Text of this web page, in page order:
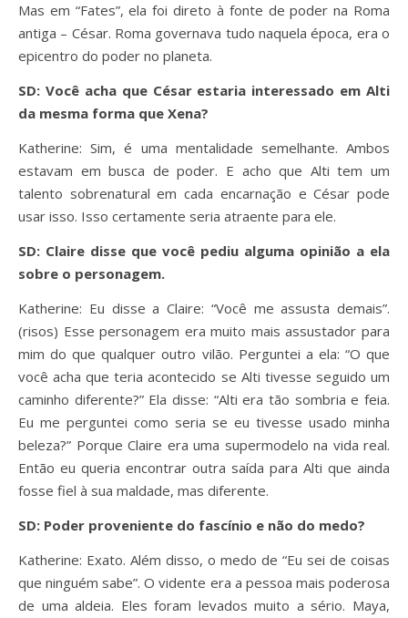
Mas em “Fates”, ela foi direto à fonte de poder na Roma
antiga – César. Roma governava tudo naquela época, era o
epicentro do poder no planeta.
SD: Você acha que César estaria interessado em Alti
da mesma forma que Xena?
Katherine: Sim, é uma mentalidade semelhante. Ambos
estavam em busca de poder. E acho que Alti tem um
talento sobrenatural em cada encarnação e César pode
usar isso. Isso certamente seria atraente para ele.
SD: Claire disse que você pediu alguma opinião a ela
sobre o personagem.
Katherine: Eu disse a Claire: “Você me assusta demais”.
(risos) Esse personagem era muito mais assustador para
mim do que qualquer outro vilão. Perguntei a ela: “O que
você acha que teria acontecido se Alti tivesse seguido um
caminho diferente?” Ela disse: “Alti era tão sombria e feia.
Eu me perguntei como seria se eu tivesse usado minha
beleza?” Porque Claire era uma supermodelo na vida real.
Então eu queria encontrar outra saída para Alti que ainda
fosse fiel à sua maldade, mas diferente.
SD: Poder proveniente do fascínio e não do medo?
Katherine: Exato. Além disso, o medo de “Eu sei de coisas
que ninguém sabe”. O vidente era a pessoa mais poderosa
de uma aldeia. Eles foram levados muito a sério. Maya,